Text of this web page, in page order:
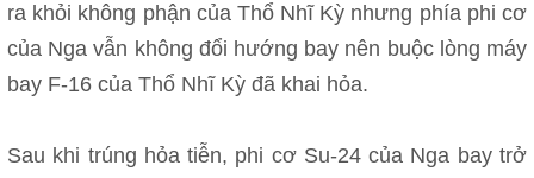
ra khỏi không phận của Thổ Nhĩ Kỳ nhưng phía phi cơ
của Nga vẫn không đổi hướng bay nên buộc lòng máy
bay F-16 của Thổ Nhĩ Kỳ đã khai hỏa.
Sau khi trúng hỏa tiễn, phi cơ Su-24 của Nga bay trở